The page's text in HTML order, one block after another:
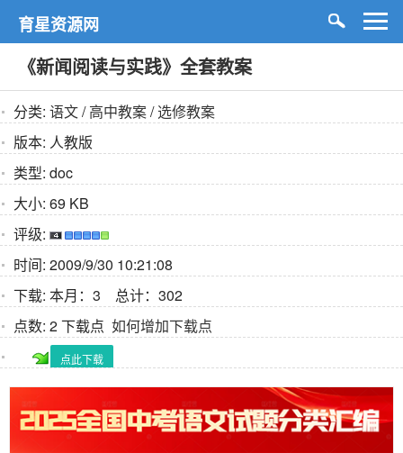
育星资源网
《新闻阅读与实践》全套教案
分类: 语文/高中教案/选修教案
版本: 人教版
类型: doc
大小: 69 KB
评级:
时间: 2009/9/30 10:21:08
下载: 本月：3 总计：302
点数: 2 下载点 如何增加下载点
点此下载